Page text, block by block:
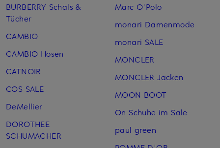
BURBERRY Schals &
Tücher
CAMBIO
CAMBIO Hosen
CATNOIR
COS SALE
DeMellier
DOROTHEE
SCHUMACHER
Marc O'Polo
monari Damenmode
monari SALE
MONCLER
MONCLER Jacken
MOON BOOT
On Schuhe im Sale
paul green